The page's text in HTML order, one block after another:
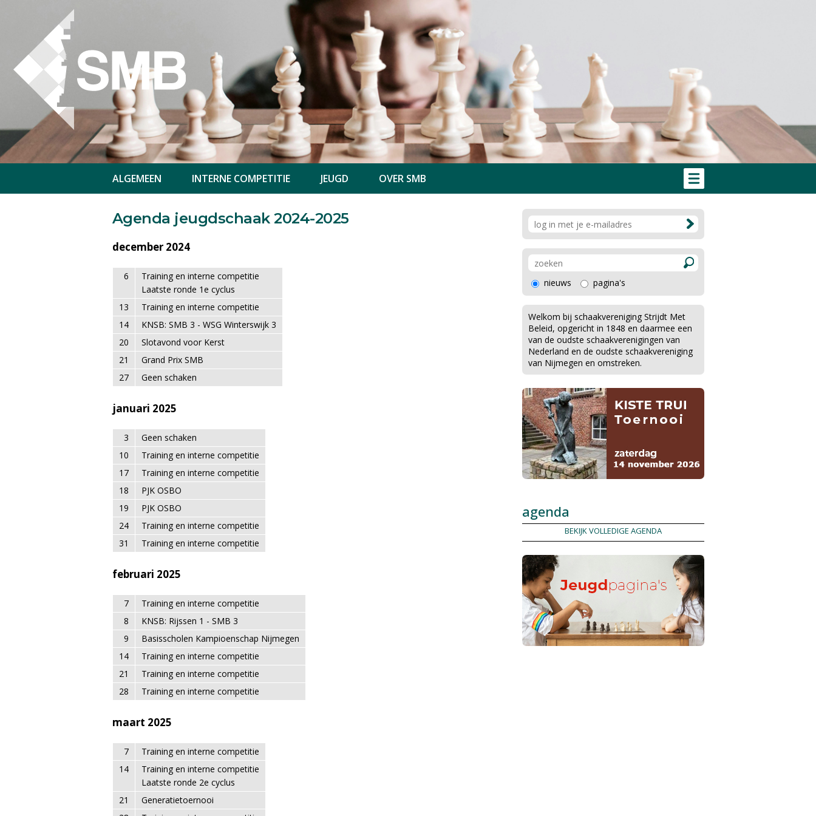
Agenda jeugdschaak 2024-2025
december 2024
6
Training en interne competitie
Laatste ronde 1e cyclus
13
Training en interne competitie
14
KNSB: SMB 3 - WSG Winterswijk 3
20
Slotavond voor Kerst
21
Grand Prix SMB
27
Geen schaken
januari 2025
3
Geen schaken
10
Training en interne competitie
17
Training en interne competitie
18
PJK OSBO
19
PJK OSBO
24
Training en interne competitie
31
Training en interne competitie
februari 2025
7
Training en interne competitie
8
KNSB: Rijssen 1 - SMB 3
9
Basisscholen Kampioenschap Nijmegen
14
Training en interne competitie
21
Training en interne competitie
28
Training en interne competitie
maart 2025
7
Training en interne competitie
14
Training en interne competitie
Laatste ronde 2e cyclus
21
Generatietoernooi
nieuws pagina's
Welkom bij schaakvereniging Strijdt Met
Beleid, opgericht in 1848 en daarmee een
van de oudste schaakverenigingen van
Nederland en de oudste schaakvereniging
van Nijmegen en omstreken.
agenda
BEKIJK VOLLEDIGE AGENDA
ALGEMEEN INTERNE COMPETITIE JEUGD OVER SMB